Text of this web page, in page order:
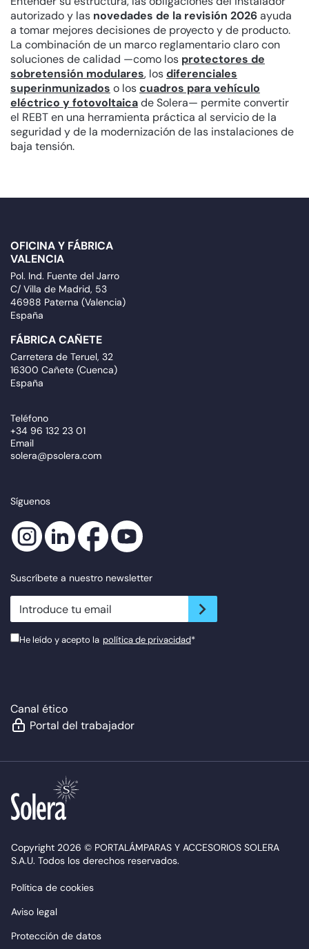
autorizado y las novedades de la revisión 2026ayuda
a tomar mejores decisiones de proyecto y de producto.
La combinación de un marco reglamentario claro con
soluciones de calidad —como los protectores de
sobretensión modulares, losdiferenciales
superinmunizados o loscuadros para vehículo
eléctrico y fotovoltaicade Solera— permite convertir
el REBT en una herramienta práctica al servicio de la
seguridad y de la modernización de las instalaciones de
baja tensión.
OFICINA Y FÁBRICA
VALENCIA
Pol. Ind. Fuente del Jarro
C/ Villa de Madrid, 53
46988 Paterna (Valencia)
España
FÁBRICA CAÑETE
Carretera de Teruel, 32
16300 Cañete (Cuenca)
España
Teléfono
+34 96 132 23 01
Email
solera@psolera.com
Síguenos
Suscríbete a nuestro newsletter
newsletter.suscribe
He leído y acepto la política de privacidad*
Canal ético
Portal del trabajador
Copyright 2026 © PORTALÁMPARAS Y ACCESORIOS SOLERA
S.A.U. Todos los derechos reservados.
Política de cookies
Aviso legal
Protección de datos